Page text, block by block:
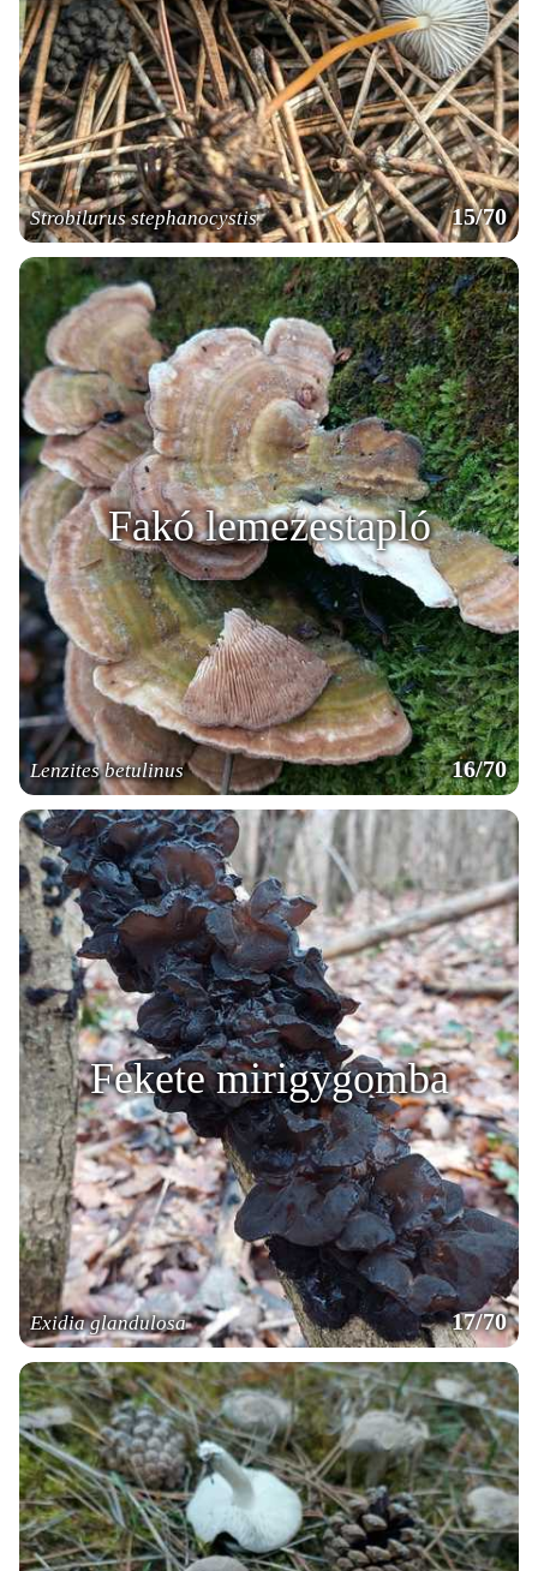
Strobilurus stephanocystis 15/70
Fakó lemezestapló
Lenzites betulinus 16/70
Fekete mirigygomba
Exidia glandulosa 17/70